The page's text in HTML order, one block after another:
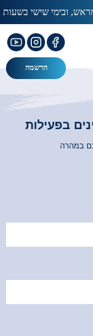
בתאום מראש, ובימי שישי בשעות
הרשמה
עב
בפעילות
במהרה